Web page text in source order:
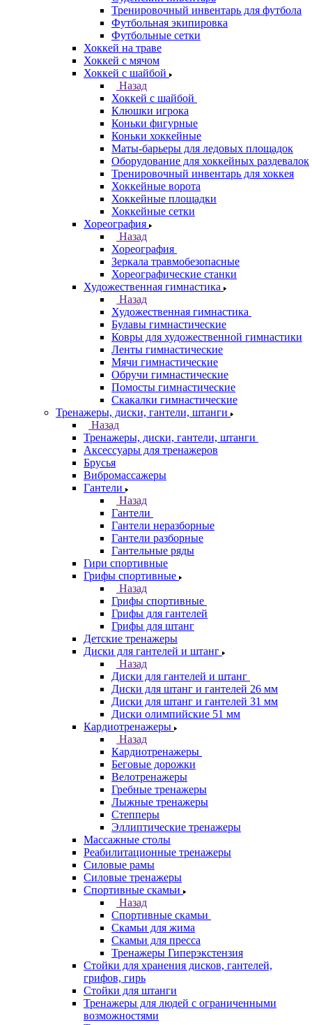
Тренировочный инвентарь для футбола
Футбольная экипировка
Футбольные сетки
Хоккей на траве
Хоккей с мячом
Хоккей с шайбой
Назад
Хоккей с шайбой
Клюшки игрока
Коньки фигурные
Коньки хоккейные
Маты-барьеры для ледовых площадок
Оборудование для хоккейных раздевалок
Тренировочный инвентарь для хоккея
Хоккейные ворота
Хоккейные площадки
Хоккейные сетки
Хореография
Назад
Хореография
Зеркала травмобезопасные
Хореографические станки
Художественная гимнастика
Назад
Художественная гимнастика
Булавы гимнастические
Ковры для художественной гимнастики
Ленты гимнастические
Мячи гимнастические
Обручи гимнастические
Помосты гимнастические
Скакалки гимнастические
Тренажеры, диски, гантели, штанги
Назад
Тренажеры, диски, гантели, штанги
Аксессуары для тренажеров
Брусья
Вибромассажеры
Гантели
Назад
Гантели
Гантели неразборные
Гантели разборные
Гантельные ряды
Гири спортивные
Грифы спортивные
Назад
Грифы спортивные
Грифы для гантелей
Грифы для штанг
Детские тренажеры
Диски для гантелей и штанг
Назад
Диски для гантелей и штанг
Диски для штанг и гантелей 26 мм
Диски для штанг и гантелей 31 мм
Диски олимпийские 51 мм
Кардиотренажеры
Назад
Кардиотренажеры
Беговые дорожки
Велотренажеры
Гребные тренажеры
Лыжные тренажеры
Степперы
Эллиптические тренажеры
Массажные столы
Реабилитационные тренажеры
Силовые рамы
Силовые тренажеры
Спортивные скамьи
Назад
Спортивные скамьи
Скамьи для жима
Скамьи для пресса
Тренажеры Гиперэкстензия
Стойки для хранения дисков, гантелей,
грифов, гирь
Стойки для штанги
Тренажеры для людей с ограниченными
возможностями